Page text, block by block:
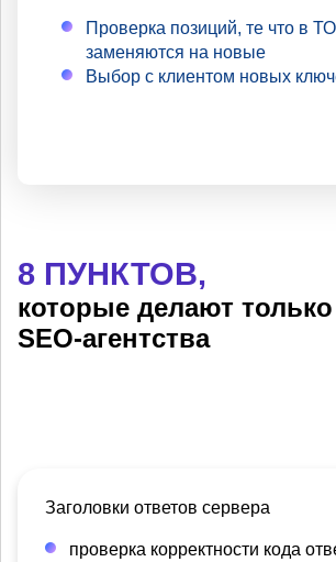
Проверка позиций, те что в
заменяются на новые
Выбор с клиентом новых
8 ПУНКТОВ,
которые делают
SEO-агентства
Заголовки ответов сервера
проверка корректности кода